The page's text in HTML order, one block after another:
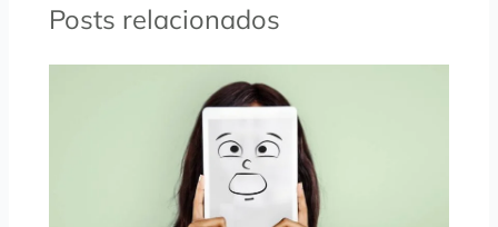
Posts relacionados